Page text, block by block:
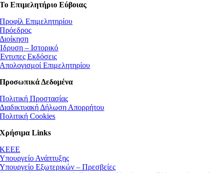
Το Επιμελητήριο Εύβοιας
Προφίλ Επιμελητηρίου
Πρόεδρος
Διοίκηση
Ίδρυση – Ιστορικό
Έντυπες Εκδόσεις
Απολογισμοί Επιμελητηρίου
Προσωπικά Δεδομένα
Πολιτική Προστασίας
Διαδικτυακή Δήλωση Απορρήτου
Πολιτική Cookies
Χρήσιμα Links
ΚEEE
Υπουργείο Ανάπτυξης
Υπουργείο Εξωτερικών – Πρεσβείες